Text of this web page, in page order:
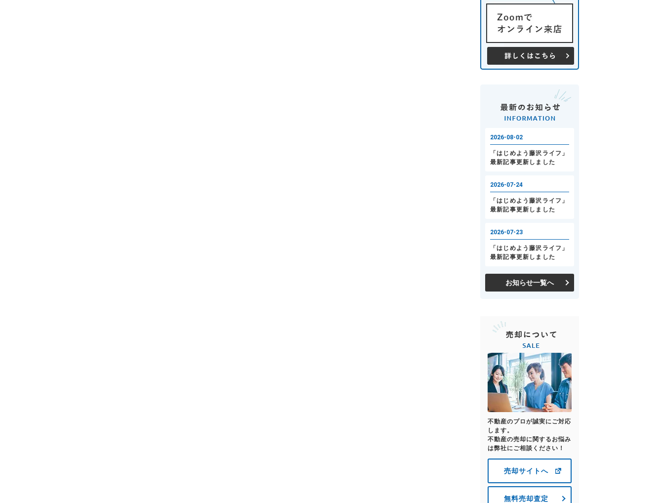
お知らせ一覧へ
不動産のプロが誠実にご対応
します。
不動産の売却に関するお悩み
は弊社にご相談ください！
売却サイトへ
無料売却査定